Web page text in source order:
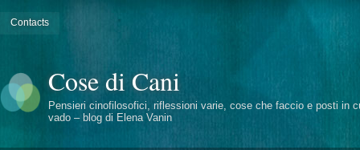
Contacts
Cose di Cani
Pensieri cinofilosofici, riflessioni varie, cose che faccio e posti in
vado – blog di Elena Vanin